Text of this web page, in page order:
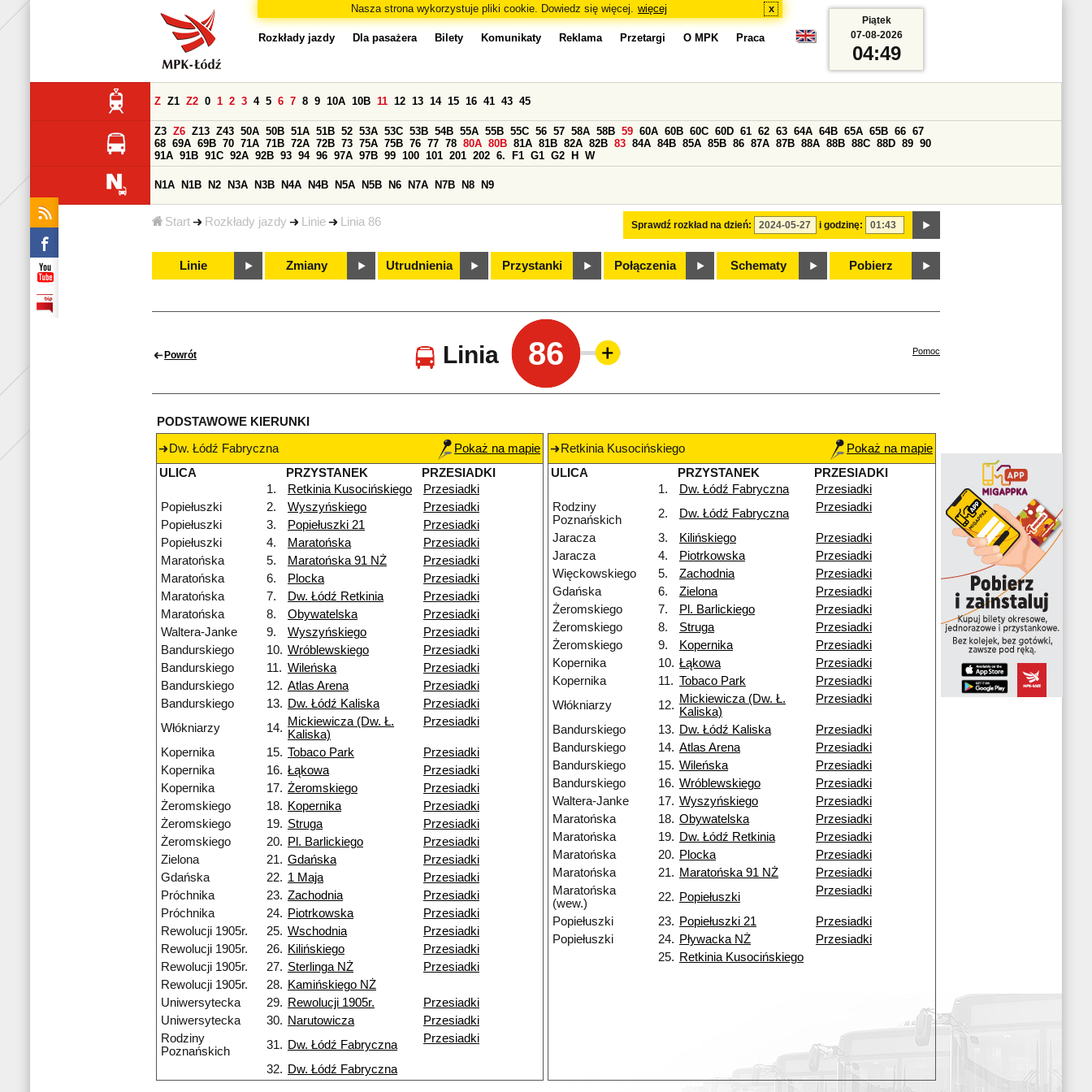
Nasza strona wykorzystuje pliki cookie. Dowiedz się więcej. więcej x
Start Rozkłady jazdy Linie Linia 86
Rozkłady jazdy Dla pasażera Bilety Komunikaty Reklama Przetargi O MPK Praca
Sprawdź rozkład na dzień: i godzinę:
Z Z1 Z2 0 1 2 3 4 5 6 7 8 9 10A 10B 11 12 13 14 15 16 41 43 45
Z3 Z6 Z13 Z43 50A 50B 51A 51B 52 53A 53C 53B 54B 55A 55B 55C 56 57 58A 58B 59 60A 60B 60C 60D 61 62 63 64A 64B 65A 65B 66 67
68 69A 69B 70 71A 71B 72A 72B 73 75A 75B 76 77 78 80A 80B 81A 81B 82A 82B 83 84A 84B 85A 85B 86 87A 87B 88A 88B 88C 88D 89 90
91A 91B 91C 92A 92B 93 94 96 97A 97B 99 100 101 201 202 6. F1 G1 G2 H W
N1A N1B N2 N3A N3B N4A N4B N5A N5B N6 N7A N7B N8 N9
Linie Zmiany Utrudnienia Przystanki Połączenia Schematy Pobierz
Piątek
07-08-2026
04:49
Powrót Linia 86 Pomoc
PODSTAWOWE KIERUNKI
Dw. Łódź Fabryczna
Pokaż na mapie
ULICA
PRZYSTANEK
PRZESIADKI
1.
Retkinia Kusocińskiego
Przesiadki
Popiełuszki
2. Wyszyńskiego
Przesiadki
Popiełuszki
3. Popiełuszki 21
Przesiadki
Popiełuszki
4. Maratońska
Przesiadki
Maratońska
5. Maratońska 91 NŻ
Przesiadki
Maratońska
6. Plocka
Przesiadki
Maratońska
7. Dw. Łódź Retkinia
Przesiadki
Maratońska
8. Obywatelska
Przesiadki
Waltera-Janke
9. Wyszyńskiego
Przesiadki
Bandurskiego
10. Wróblewskiego
Przesiadki
Bandurskiego
11. Wileńska
Przesiadki
Bandurskiego
12. Atlas Arena
Przesiadki
Bandurskiego
13. Dw. Łódź Kaliska
Przesiadki
Włókniarzy
14. Mickiewicza (Dw. Ł.
Kaliska)
Przesiadki
Kopernika 15. Tobaco Park
Przesiadki
Kopernika
16. Łąkowa
Przesiadki
Kopernika
17. Żeromskiego
Przesiadki
Żeromskiego
18. Kopernika
Przesiadki
Żeromskiego
19. Struga
Przesiadki
Żeromskiego
20. Pl. Barlickiego
Przesiadki
Zielona
21. Gdańska
Przesiadki
Gdańska
22. 1 Maja
Przesiadki
Próchnika
23. Zachodnia
Przesiadki
Próchnika
24. Piotrkowska
Przesiadki
Rewolucji 1905r.
25. Wschodnia
Przesiadki
Rewolucji 1905r.
26. Kilińskiego
Przesiadki
Rewolucji 1905r.
27. Sterlinga NŻ
Przesiadki
Rewolucji 1905r.
28. Kamińskiego NŻ
Uniwersytecka
29. Rewolucji 1905r.
Przesiadki
Uniwersytecka
30. Narutowicza
Przesiadki
Rodziny
Poznańskich
31. Dw. Łódź Fabryczna Przesiadki
32. Dw. Łódź Fabryczna
Retkinia Kusocińskiego
Pokaż na mapie
ULICA
PRZYSTANEK
PRZESIADKI
1.
Dw. Łódź Fabryczna
Przesiadki
Rodziny
Poznańskich
2. Dw. Łódź Fabryczna Przesiadki
Jaracza 3. Kilińskiego
Przesiadki
Jaracza
4. Piotrkowska
Przesiadki
Więckowskiego
5. Zachodnia
Przesiadki
Gdańska
6. Zielona
Przesiadki
Żeromskiego
7. Pl. Barlickiego
Przesiadki
Żeromskiego
8. Struga
Przesiadki
Żeromskiego
9. Kopernika
Przesiadki
Kopernika
10. Łąkowa
Przesiadki
Kopernika
11. Tobaco Park
Przesiadki
Włókniarzy
12. Mickiewicza (Dw. Ł.
Kaliska)
Przesiadki
Bandurskiego 13. Dw. Łódź Kaliska
Przesiadki
Bandurskiego
14. Atlas Arena
Przesiadki
Bandurskiego
15. Wileńska
Przesiadki
Bandurskiego
16. Wróblewskiego
Przesiadki
Waltera-Janke
17. Wyszyńskiego
Przesiadki
Maratońska
18. Obywatelska
Przesiadki
Maratońska
19. Dw. Łódź Retkinia
Przesiadki
Maratońska
20. Plocka
Przesiadki
Maratońska
21. Maratońska 91 NŻ
Przesiadki
Maratońska
(wew.)
22. Popiełuszki Przesiadki
Popiełuszki 23. Popiełuszki 21
Przesiadki
Popiełuszki
24. Pływacka NŻ
Przesiadki
25. Retkinia Kusocińskiego